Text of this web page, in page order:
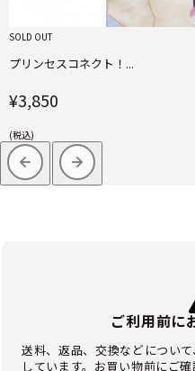
SOLD OUT
プリンセスコネクト！...
¥3,850
(税込)
ご利用前に
送料、返品、交換などについ
しています。お買い物前にご確